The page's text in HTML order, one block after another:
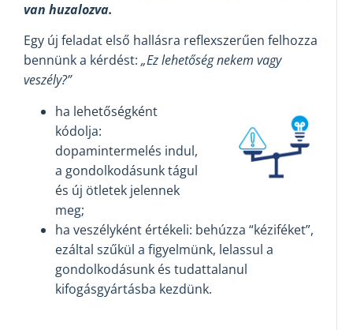
van huzalozva.
Egy új feladat első hallásra reflexszerűen felhozza
bennünk a kérdést:„Ez lehetőség nekem vagy
veszély?”
ha lehetőségként
kódolja:
dopamintermelés indul,
a gondolkodásunk tágul
és új ötletek jelennek
meg;
ha veszélyként értékeli: behúzza “kéziféket”,
ezáltal szűkül a figyelmünk, lelassul a
gondolkodásunk és tudattalanul
kifogásgyártásba kezdünk.